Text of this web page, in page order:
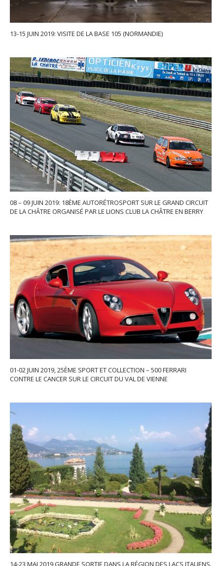
13-15 JUIN 2019: VISITE DE LA BASE 105 (NORMANDIE)
08 – 09 JUIN 2019: 18ÈME AUTORÉTROSPORT SUR LE GRAND CIRCUIT
DE LA CHÂTRE ORGANISÉ PAR LE LIONS CLUB LA CHÂTRE EN BERRY
01-02 JUIN 2019, 25ÈME SPORT ET COLLECTION – 500 FERRARI
CONTRE LE CANCER SUR LE CIRCUIT DU VAL DE VIENNE
14-23 MAI 2019 GRANDE SORTIE DANS LA RÉGION DES LACS ITALIENS.